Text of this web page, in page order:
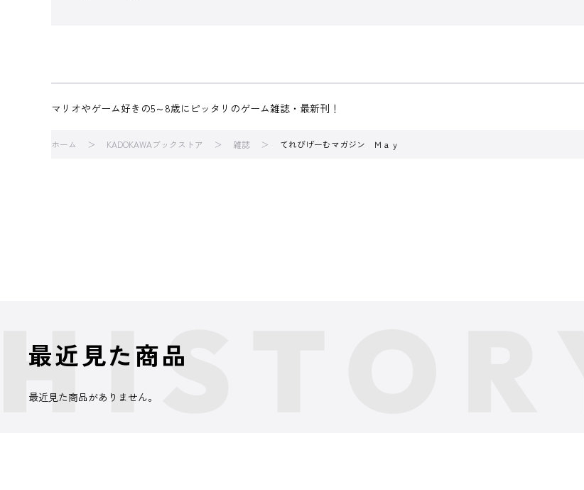
マリオやゲーム好きの5～8歳にピッタリのゲーム雑誌・最新刊！
ホーム KADOKAWAブックストア 雑誌 てれびげーむマガジン Ｍａｙ
最近見た商品
最近見た商品がありません。